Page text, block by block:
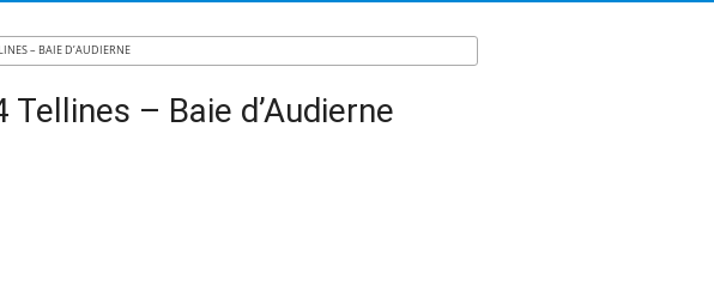
– BAIE D’AUDIERNE
– Baie d’Audierne